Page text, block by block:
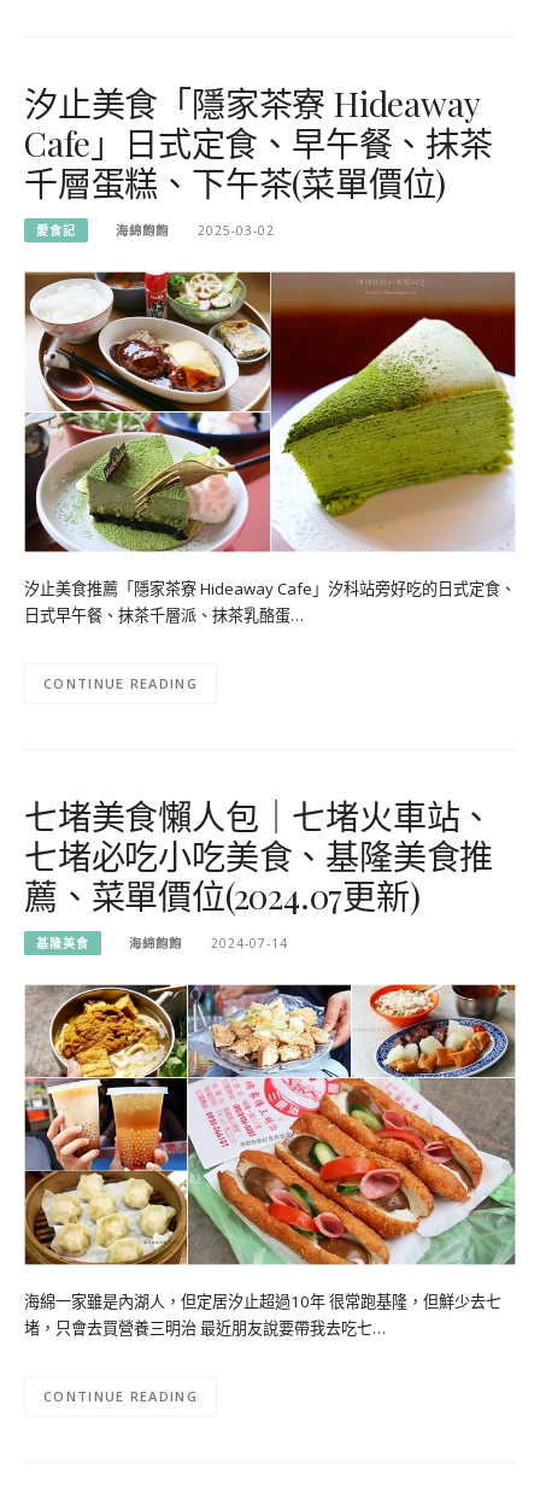
汐止美食「隱家茶寮 Hideaway
Cafe」日式定食、早午餐、抹茶
千層蛋糕、下午茶(菜單價位)
愛食記 海綿飽飽 2025-03-02
汐止美食推薦「隱家茶寮 Hideaway Cafe」汐科站旁好吃的日式定食、
日式早午餐、抹茶千層派、抹茶乳酪蛋…
CONTINUE READING
七堵美食懶人包｜七堵火車站、
七堵必吃小吃美食、基隆美食推
薦、菜單價位(2024.07更新)
基隆美食 海綿飽飽 2024-07-14
海綿一家雖是內湖人，但定居汐止超過10年 很常跑基隆，但鮮少去七
堵，只會去買營養三明治 最近朋友說要帶我去吃七…
CONTINUE READING